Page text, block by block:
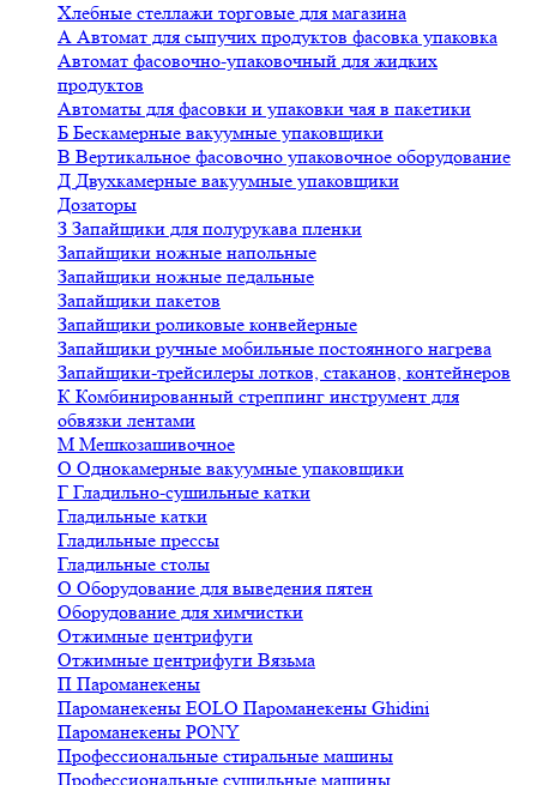
Хлебные стеллажи торговые для магазина
А Автомат для сыпучих продуктов фасовка упаковка
Автомат фасовочно-упаковочный для жидких
продуктов
Автоматы для фасовки и упаковки чая в пакетики
Б Бескамерные вакуумные упаковщики
В Вертикальное фасовочно упаковочное оборудование
Д Двухкамерные вакуумные упаковщики
Дозаторы
З Запайщики для полурукава пленки
Запайщики ножные напольные
Запайщики ножные педальные
Запайщики пакетов
Запайщики роликовые конвейерные
Запайщики ручные мобильные постоянного нагрева
Запайщики-трейсилеры лотков, стаканов, контейнеров
К Комбинированный стреппинг инструмент для
обвязки лентами
М Мешкозашивочное
О Однокамерные вакуумные упаковщики
Г Гладильно-сушильные катки
Гладильные катки
Гладильные прессы
Гладильные столы
О Оборудование для выведения пятен
Оборудование для химчистки
Отжимные центрифуги
Отжимные центрифуги Вязьма
П Пароманекены
Пароманекены EOLO Пароманекены Ghidini
Пароманекены PONY
Профессиональные стиральные машины
Профессиональные сушильные машины